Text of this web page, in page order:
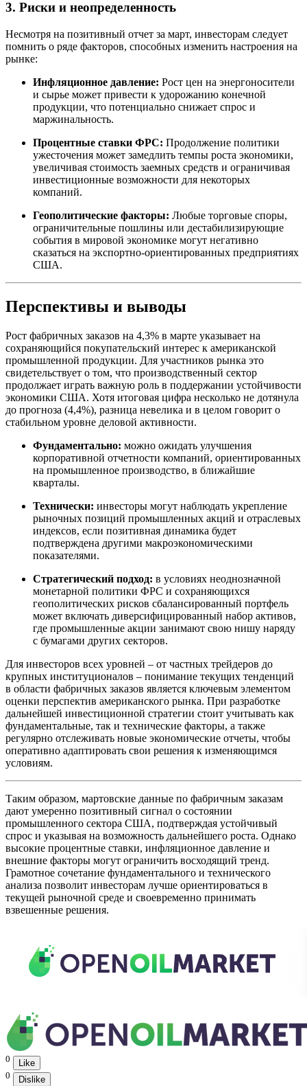
3. Риски и неопределенность
Несмотря на позитивный отчет за март, инвесторам следует
помнить о ряде факторов, способных изменить настроения на
рынке:
Инфляционное давление: Рост цен на энергоносители
и сырье может привести к удорожанию конечной
продукции, что потенциально снижает спрос и
маржинальность.
Процентные ставки ФРС: Продолжение политики
ужесточения может замедлить темпы роста экономики,
увеличивая стоимость заемных средств и ограничивая
инвестиционные возможности для некоторых
компаний.
Геополитические факторы: Любые торговые споры,
ограничительные пошлины или дестабилизирующие
события в мировой экономике могут негативно
сказаться на экспортно-ориентированных предприятиях
США.
Перспективы и выводы
Рост фабричных заказов на 4,3% в марте указывает на
сохраняющийся покупательский интерес к американской
промышленной продукции. Для участников рынка это
свидетельствует о том, что производственный сектор
продолжает играть важную роль в поддержании устойчивости
экономики США. Хотя итоговая цифра несколько не дотянула
до прогноза (4,4%), разница невелика и в целом говорит о
стабильном уровне деловой активности.
Фундаментально: можно ожидать улучшения
корпоративной отчетности компаний, ориентированных
на промышленное производство, в ближайшие
кварталы.
Технически: инвесторы могут наблюдать укрепление
рыночных позиций промышленных акций и отраслевых
индексов, если позитивная динамика будет
подтверждена другими макроэкономическими
показателями.
Стратегический подход: в условиях неоднозначной
монетарной политики ФРС и сохраняющихся
геополитических рисков сбалансированный портфель
может включать диверсифицированный набор активов,
где промышленные акции занимают свою нишу наряду
с бумагами других секторов.
Для инвесторов всех уровней – от частных трейдеров до
крупных институционалов – понимание текущих тенденций
в области фабричных заказов является ключевым элементом
оценки перспектив американского рынка. При разработке
дальнейшей инвестиционной стратегии стоит учитывать как
фундаментальные, так и технические факторы, а также
регулярно отслеживать новые экономические отчеты, чтобы
оперативно адаптировать свои решения к изменяющимся
условиям.
Таким образом, мартовские данные по фабричным заказам
дают умеренно позитивный сигнал о состоянии
промышленного сектора США, подтверждая устойчивый
спрос и указывая на возможность дальнейшего роста. Однако
высокие процентные ставки, инфляционное давление и
внешние факторы могут ограничить восходящий тренд.
Грамотное сочетание фундаментального и технического
анализа позволит инвесторам лучше ориентироваться в
текущей рыночной среде и своевременно принимать
взвешенные решения.
0
Like
0
Dislike